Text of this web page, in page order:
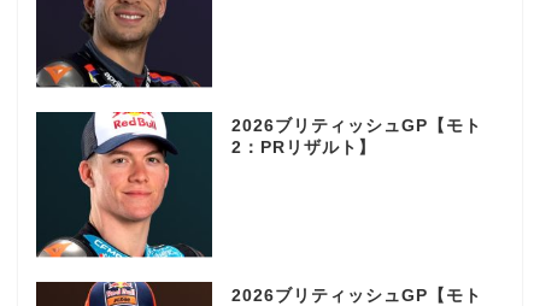
2026ブリティッシュGP【モト
2：PRリザルト】
2026ブリティッシュGP【モト